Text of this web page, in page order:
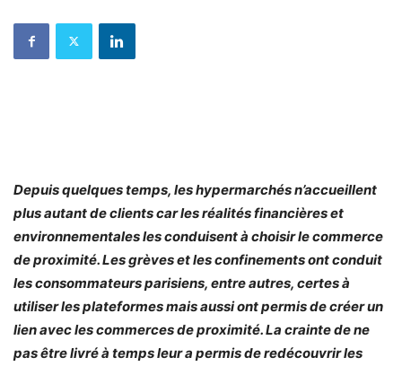
Depuis quelques temps, les hypermarchés n’accueillent
plus autant de clients car les réalités financières et
environnementales les conduisent à choisir le commerce
de proximité. Les grèves et les confinements ont conduit
les consommateurs parisiens, entre autres, certes à
utiliser les plateformes mais aussi ont permis de créer un
lien avec les commerces de proximité. La crainte de ne
pas être livré à temps leur a permis de redécouvrir les